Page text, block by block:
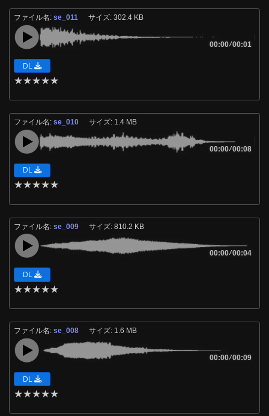
ファイル名:se_011 サイズ: 302.4 KB
00:00/00:01
DL
★★★★★
ファイル名:se_010 サイズ: 1.4 MB
00:00/00:08
DL
★★★★★
ファイル名:se_009 サイズ: 810.2 KB
00:00/00:04
DL
★★★★★
ファイル名:se_008 サイズ: 1.6 MB
00:00/00:09
DL
★★★★★